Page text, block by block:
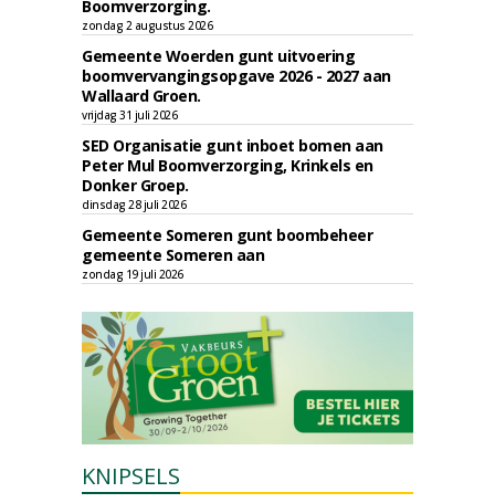
Boomverzorging.
zondag 2 augustus 2026
Gemeente Woerden gunt uitvoering
boomvervangingsopgave 2026 - 2027 aan
Wallaard Groen.
vrijdag 31 juli 2026
SED Organisatie gunt inboet bomen aan
Peter Mul Boomverzorging, Krinkels en
Donker Groep.
dinsdag 28 juli 2026
Gemeente Someren gunt boombeheer
gemeente Someren aan
zondag 19 juli 2026
KNIPSELS